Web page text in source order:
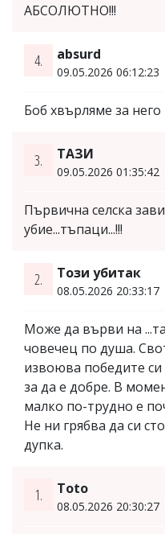
АБСОЛЮТНО!!!
4. absurd
09.05.2026 06:12:23
Боб хвърляме за него
3. ТАЗИ
09.05.2026 01:35:42
Първична селска
убие...тъпаци...!!!
2. Този убитак
08.05.2026 20:33:17
Може да върви на
човечец по душа.
извоюва победите
за да е добре. В
малко по-трудно е
Не ни грябва да си
дупка.
1. Toto
08.05.2026 20:30:27